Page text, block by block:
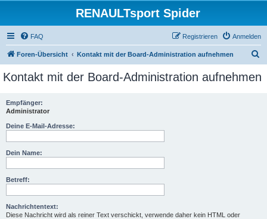
RENAULTsport Spider
FAQ Anmelden
Registrieren
Foren-Übersicht Kontakt mit der Board-Administration aufnehmen
c
Kontakt mit der Board-Administration aufnehmen
Empfänger:
Administrator
Deine E-Mail-Adresse:
Dein Name:
Betreff:
Nachrichtentext:
Diese Nachricht wird als reiner Text verschickt, verwende daher kein HTML oder